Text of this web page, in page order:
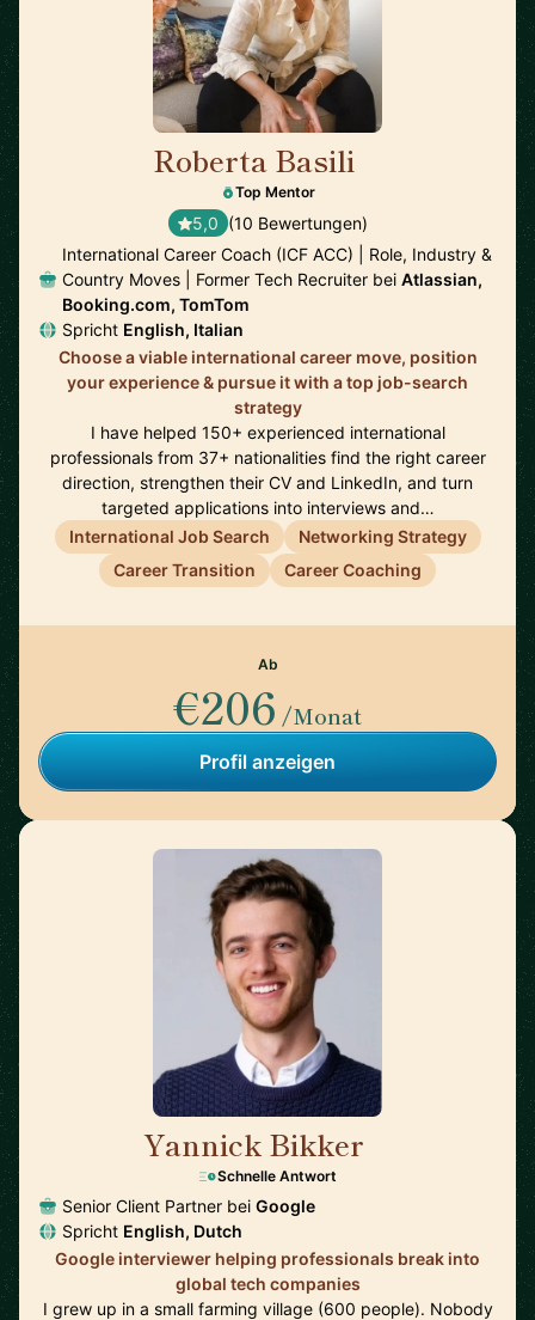
Roberta Basili
Top Mentor
5,0 (10 Bewertungen)
International Career Coach (ICF ACC) | Role, Industry &
Country Moves | Former Tech Recruiter bei Atlassian,
Booking.com, TomTom
Spricht English, Italian
Choose a viable international career move, position
your experience & pursue it with a top job-search
strategy
I have helped 150+ experienced international
professionals from 37+ nationalities find the right career
direction, strengthen their CV and LinkedIn, and turn
targeted applications into interviews and…
International Job Search
Networking Strategy
Career Transition
Career Coaching
Ab
€206 /Monat
Profil anzeigen
Yannick Bikker
Schnelle Antwort
Senior Client Partner bei Google
Spricht English, Dutch
Google interviewer helping professionals break into
global tech companies
I grew up in a small farming village (600 people). Nobody